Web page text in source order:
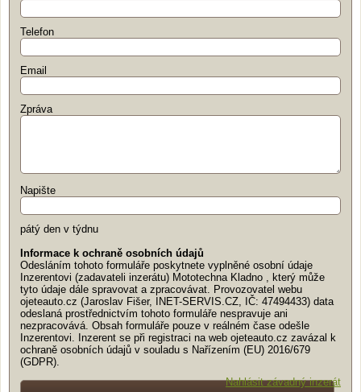
Telefon
Email
Zpráva
Napište
pátý den v týdnu
Informace k ochraně osobních údajů
Odesláním tohoto formuláře poskytnete vyplněné osobní údaje
Inzerentovi (zadavateli inzerátu) Mototechna Kladno , který může
tyto údaje dále spravovat a zpracovávat. Provozovatel webu
ojeteauto.cz (Jaroslav Fišer, INET-SERVIS.CZ, IČ: 47494433) data
odeslaná prostřednictvím tohoto formuláře nespravuje ani
nezpracovává. Obsah formuláře pouze v reálném čase odešle
Inzerentovi. Inzerent se při registraci na web ojeteauto.cz zavázal k
ochraně osobních údajů v souladu s Nařízením (EU) 2016/679
(GDPR).
Nahlásit závadný inzerát